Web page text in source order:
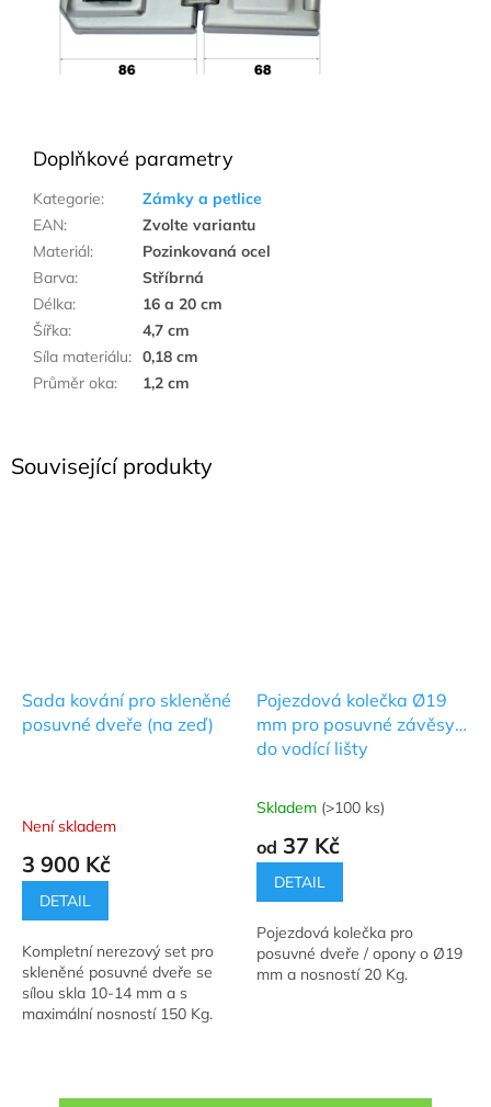
Související produkty
Sada kování pro skleněné
posuvné dveře (na zeď)
Není skladem
3 900 Kč
DETAIL
Kompletní nerezový set pro
skleněné posuvné dveře se
sílou skla 10-14 mm a s
maximální nosností 150 Kg.
Pojezdová kolečka Ø19
mm pro posuvné závěsy
do vodící lišty
Průměrné
produktu
5,0
5
hvězdiček.
Skladem (>100 ks)
od 37 Kč
DETAIL
Pojezdová kolečka pro
posuvné dveře / opony o Ø19
mm a nosností 20 Kg.
Doplňkové parametry
Kategorie:
Zámky a petlice
EAN:
Zvolte variantu
Materiál:
Pozinkovaná ocel
Barva:
Stříbrná
Délka:
16 a 20 cm
Šířka:
4,7 cm
Síla materiálu: 0,18 cm
Průměr oka: 1,2 cm